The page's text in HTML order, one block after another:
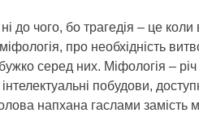
до чого, бо трагедія – це
про необхідність
серед них. Міфологія –
побудови,
напхана гаслами замість